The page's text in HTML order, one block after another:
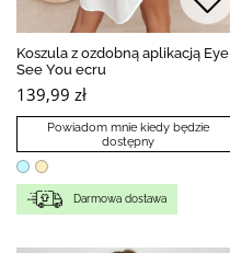
Koszula z ozdobną aplikacją Eye
See You ecru
139,99 zł
Powiadom mnie kiedy będzie
dostępny
Darmowa dostawa